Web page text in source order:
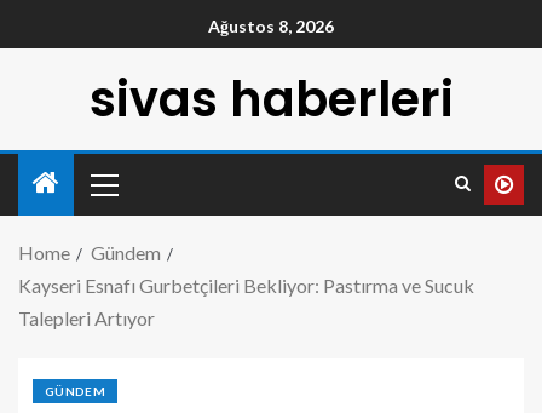
Ağustos 8, 2026
sivas haberleri
Home
Gündem
Kayseri Esnafı Gurbetçileri Bekliyor: Pastırma ve Sucuk
Talepleri Artıyor
GÜNDEM